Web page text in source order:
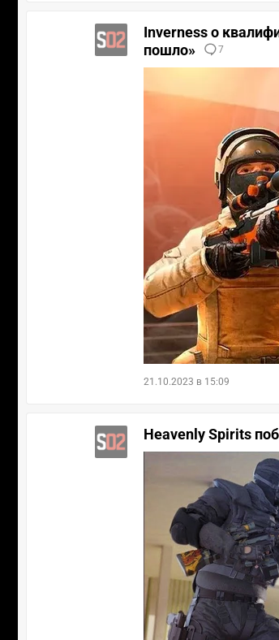
Inverness о
пошло»
7
21.10.2023 в 15:09
Heavenly Spirits